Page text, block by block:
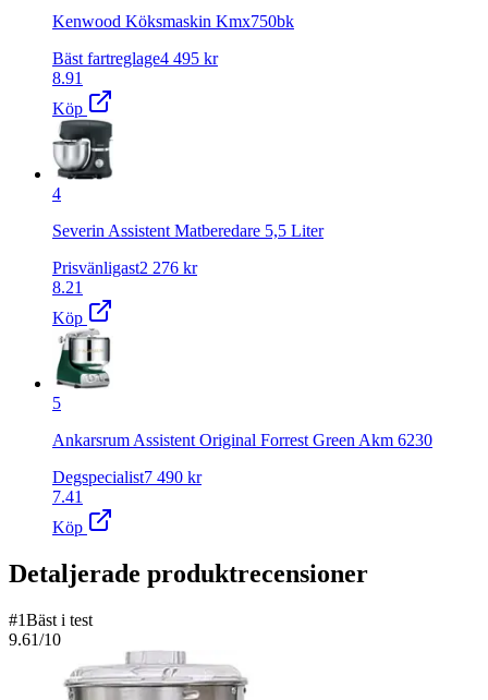
Kenwood Köksmaskin Kmx750bk
Bäst fartreglage4 495 kr
8.91
Köp
4
Severin Assistent Matberedare 5,5 Liter
Prisvänligast2 276 kr
8.21
Köp
5
Ankarsrum Assistent Original Forrest Green Akm 6230
Degspecialist7 490 kr
7.41
Köp
Detaljerade produktrecensioner
#1Bäst i test
9.61/10